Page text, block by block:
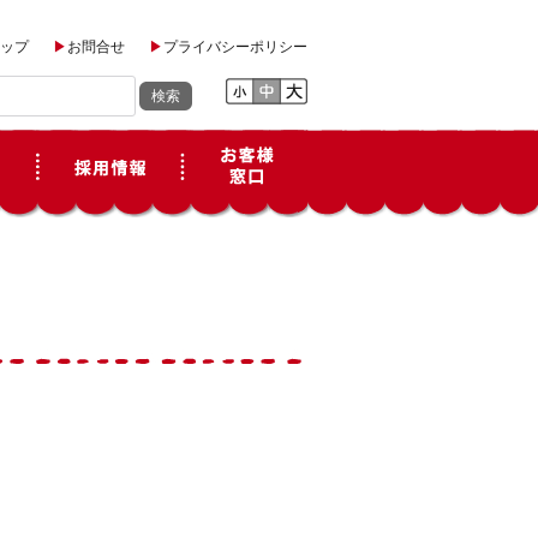
プ お問合せ プライバシーポリシー